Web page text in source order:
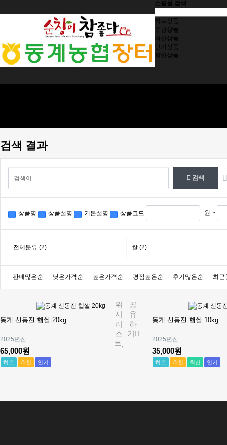
쇼핑몰 검색
히트상품
추천상품
최신상품
인기상품
할인상품
검색 결과
검색
상품명 상품설명 기본설명 상품코드 원 ~
전체분류 (2) 쌀 (2)
판매많은순 낮은가격순 높은가격순 평점높은순 후기많은순 최근
위
시
리
스
트
공
유
하
기
동계 신동진 햅쌀 20kg
2025년산
65,000원
히트 추천 인기
동계 신동진 햅쌀 10kg
2025년산
35,000원
히트 추천 최신 인기